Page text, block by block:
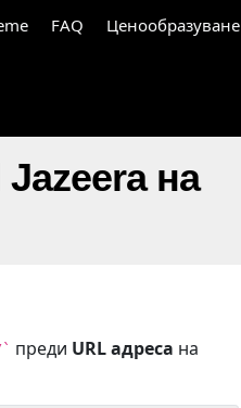
FAQ Ценообразуване
на
преди URL адреса на